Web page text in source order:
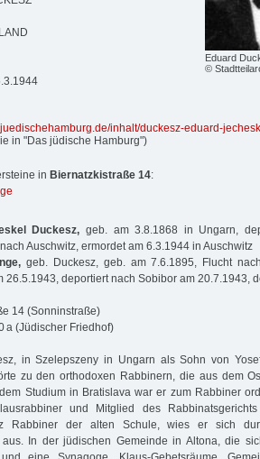
Eduard
©
inhalt/duckesz-eduard-
in "Das jüdische Hamburg")
in Biernatzkistraße 14:
Duckesz, geb. am 3.8.1868 in Ungarn,
Auschwitz, ermordet am 6.3.1944 in Auschwitz
geb. Duckesz, geb. am 7.6.1895, Flucht
26.5.1943, deportiert nach Sobibor am 20.7.1943,
14 (Sonninstraße)
a (Jüdischer Friedhof)
in Szelepszeny in Ungarn als Sohn von
zu den orthodoxen Rabbinern, die aus dem
Studium in Bratislava war er zum Rabbiner
und Mitglied des
Rabbiner der alten Schule, wies er sich
aus. In der jüdischen Gemeinde in Altona, die